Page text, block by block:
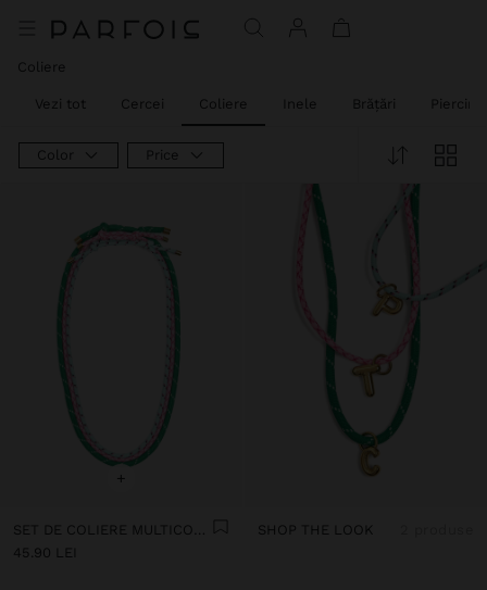
Coliere
Vezi tot Cercei Coliere Inele Brățări
Color Price
+
SET DE COLIERE MULTICOLORE CU ȘNUR
45.90 LEI
SHOP THE LOOK